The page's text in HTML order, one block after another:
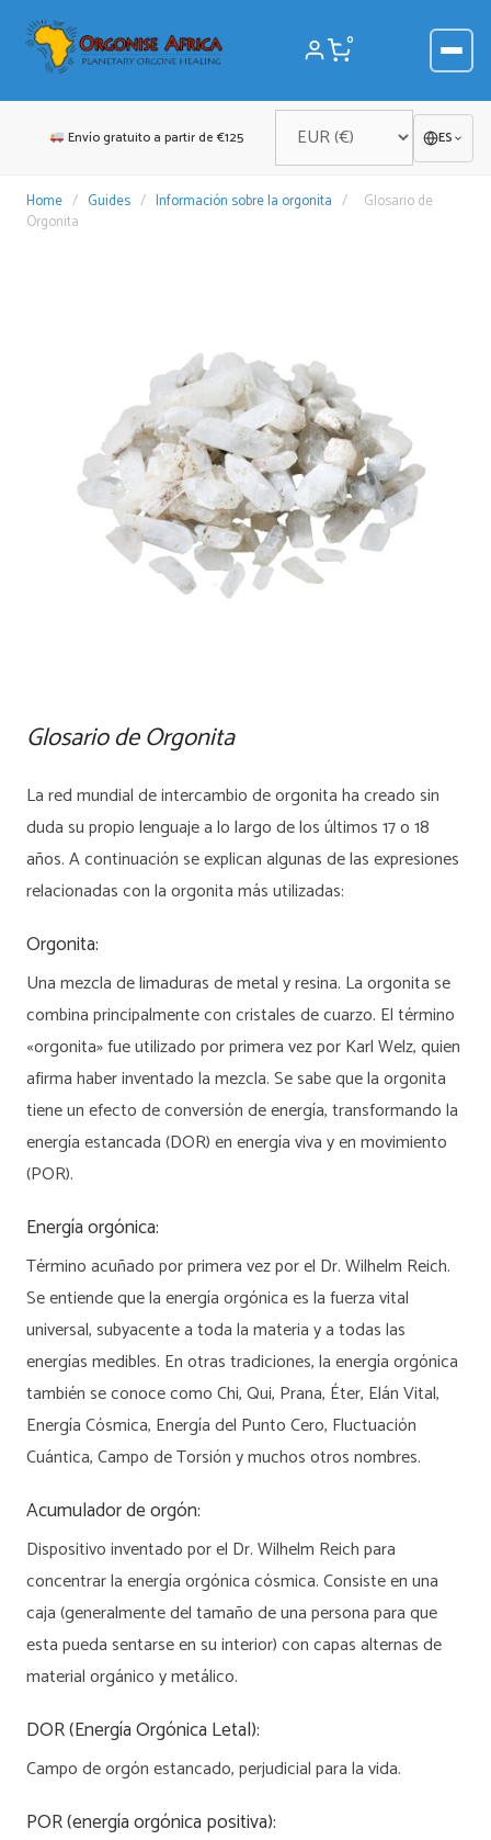
contenido
0
Envío gratuito a partir de €125 ES
Home / Guides / Información sobre la orgonita /
Glosario de
Orgonita
Glosario de Orgonita
La red mundial de intercambio de orgonita ha creado sin
duda su propio lenguaje a lo largo de los últimos 17 o 18
años. A continuación se explican algunas de las expresiones
relacionadas con la orgonita más utilizadas:
Orgonita:
Una mezcla de limaduras de metal y resina. La orgonita se
combina principalmente con cristales de cuarzo. El término
«orgonita» fue utilizado por primera vez por Karl Welz, quien
afirma haber inventado la mezcla. Se sabe que la orgonita
tiene un efecto de conversión de energía, transformando la
energía estancada (DOR) en energía viva y en movimiento
(POR).
Energía orgónica:
Término acuñado por primera vez por el Dr. Wilhelm Reich.
Se entiende que la energía orgónica es la fuerza vital
universal, subyacente a toda la materia y a todas las
energías medibles. En otras tradiciones, la energía orgónica
también se conoce como Chi, Qui, Prana, Éter, Elán Vital,
Energía Cósmica, Energía del Punto Cero, Fluctuación
Cuántica, Campo de Torsión y muchos otros nombres.
Acumulador de orgón:
Dispositivo inventado por el Dr. Wilhelm Reich para
concentrar la energía orgónica cósmica. Consiste en una
caja (generalmente del tamaño de una persona para que
esta pueda sentarse en su interior) con capas alternas de
material orgánico y metálico.
DOR (Energía Orgónica Letal):
Campo de orgón estancado, perjudicial para la vida.
POR (energía orgónica positiva):